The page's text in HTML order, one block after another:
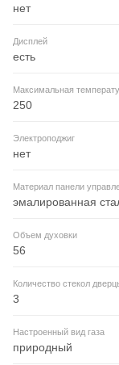
нет
Дисплей
есть
Максимальная
250
Электроподжиг
нет
Материал панели
эмалированная
Объем духовки
56
Количество стекол
3
Настроенный вид газа
природный